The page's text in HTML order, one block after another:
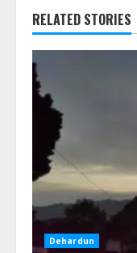
RELATED STORIES
Dehardun